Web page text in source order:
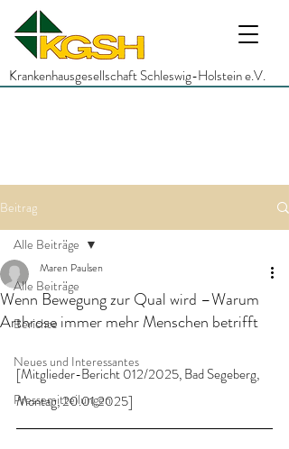
Krankenhausgesellschaft Schleswig-Holstein e.V.
Beitrag
Alle Beiträge
Berichte
Neues und Interessantes
Pressemitteilungen
Alle Beiträge
Wenn Bewegung zur Qual wird –Warum
Arthrose immer mehr Menschen betrifft
Maren Paulsen
[Mitglieder-Bericht 012/2025, Bad Segeberg,
Montag, 20.01.2025]